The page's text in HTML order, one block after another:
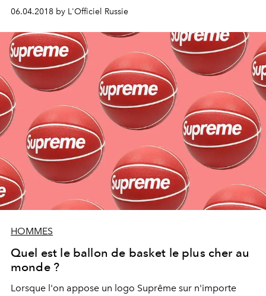
06.04.2018 by L'Officiel Russie
HOMMES
Quel est le ballon de basket le plus cher au
monde ?
Lorsque l'on appose un logo Suprême sur n'importe